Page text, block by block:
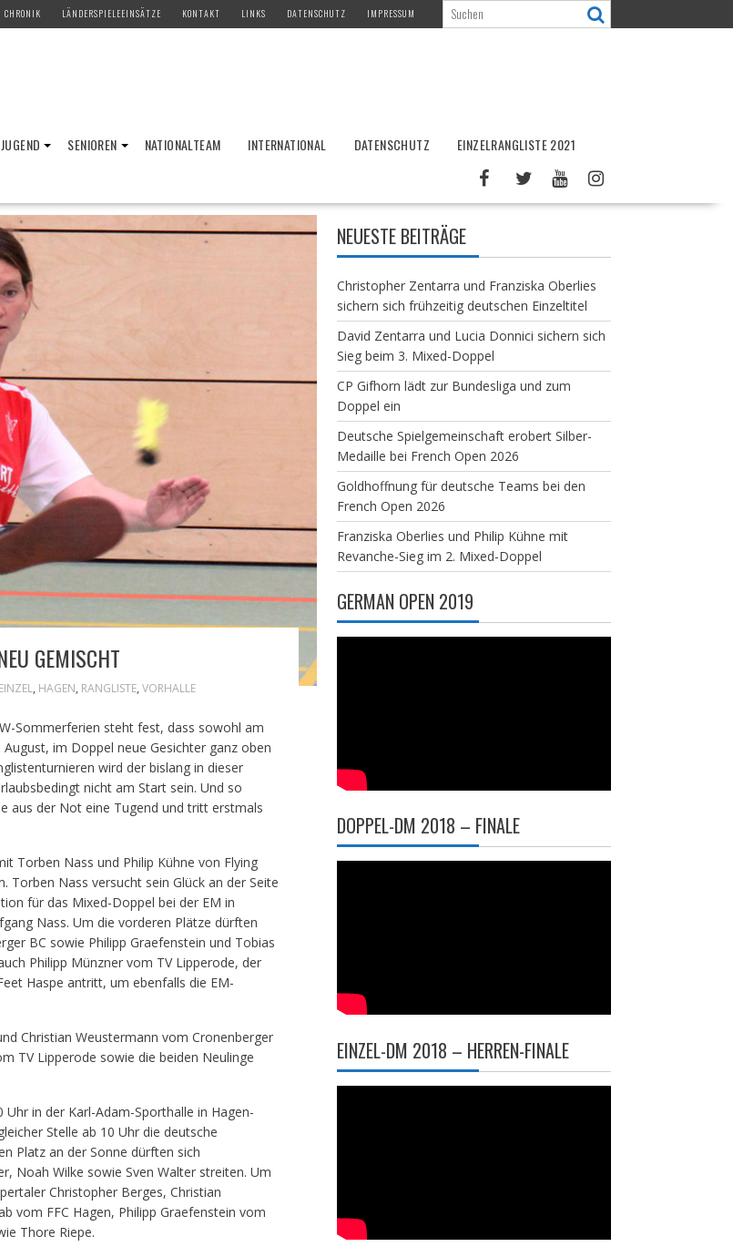
CHRONIK LÄNDERSPIELEEINSÄTZE KONTAKT LINKS DATENSCHUTZ IMPRESSUM
JUGEND SENIOREN NATIONALTEAM INTERNATIONAL DATENSCHUTZ EINZELRANGLISTE 2021
GEMISCHT
EINZEL, HAGEN, RANGLISTE, VORHALLE
Sommerferien steht fest, dass sowohl am
im Doppel neue Gesichter ganz oben
wird der bislang in dieser
nicht am Start sein. Und so
aus der Not eine Tugend und tritt erstmals
Torben Nass und Philip Kühne von Flying
Torben Nass versucht sein Glück an der Seite
für das Mixed-Doppel bei der EM in
Nass. Um die vorderen Plätze dürften
BC sowie Philipp Graefenstein und Tobias
Philipp Münzner vom TV Lipperode, der
Haspe antritt, um ebenfalls die EM-
Christian Weustermann vom Cronenberger
TV Lipperode sowie die beiden Neulinge
in der Karl-Adam-Sporthalle in Hagen-
Stelle ab 10 Uhr die deutsche
Platz an der Sonne dürften sich
Noah Wilke sowie Sven Walter streiten. Um
Christopher Berges, Christian
vom FFC Hagen, Philipp Graefenstein vom
Thore Riepe.
NEUESTE BEITRÄGE
Christopher Zentarra und Franziska Oberlies
sichern sich frühzeitig deutschen Einzeltitel
David Zentarra und Lucia Donnici sichern sich
Sieg beim 3. Mixed-Doppel
CP Gifhorn lädt zur Bundesliga und zum
Doppel ein
Deutsche Spielgemeinschaft erobert Silber-
Medaille bei French Open 2026
Goldhoffnung für deutsche Teams bei den
French Open 2026
Franziska Oberlies und Philip Kühne mit
Revanche-Sieg im 2. Mixed-Doppel
GERMAN OPEN 2019
DOPPEL-DM 2018 – FINALE
EINZEL-DM 2018 – HERREN-FINALE